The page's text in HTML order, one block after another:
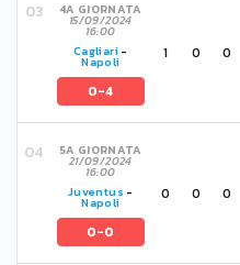
4A GIORNATA
15/09/2024
16:00
Cagliari-
Napoli
0-4
1 0 0
5A GIORNATA
21/09/2024
16:00
Juventus -
Napoli
0-0
0 0 0